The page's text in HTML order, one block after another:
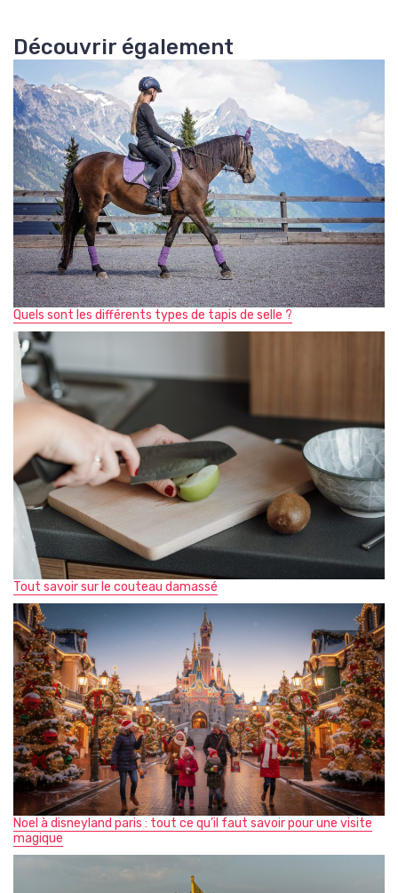
Découvrir également
Quels sont les différents types de tapis de selle ?
Tout savoir sur le couteau damassé
Noel à disneyland paris : tout ce qu’il faut savoir pour une visite
magique